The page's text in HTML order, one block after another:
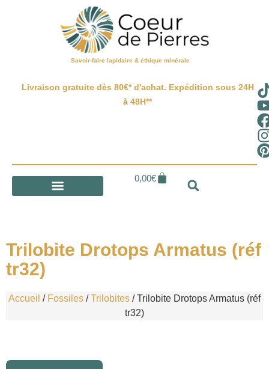
Savoir-faire lapidaire & éthique minérale
Livraison gratuite dès 80€* d'achat. Expédition sous 24H
à 48H**
0,00€
Trilobite Drotops Armatus (réf
tr32)
Accueil / Fossiles /Trilobites / Trilobite Drotops Armatus (réf
tr32)